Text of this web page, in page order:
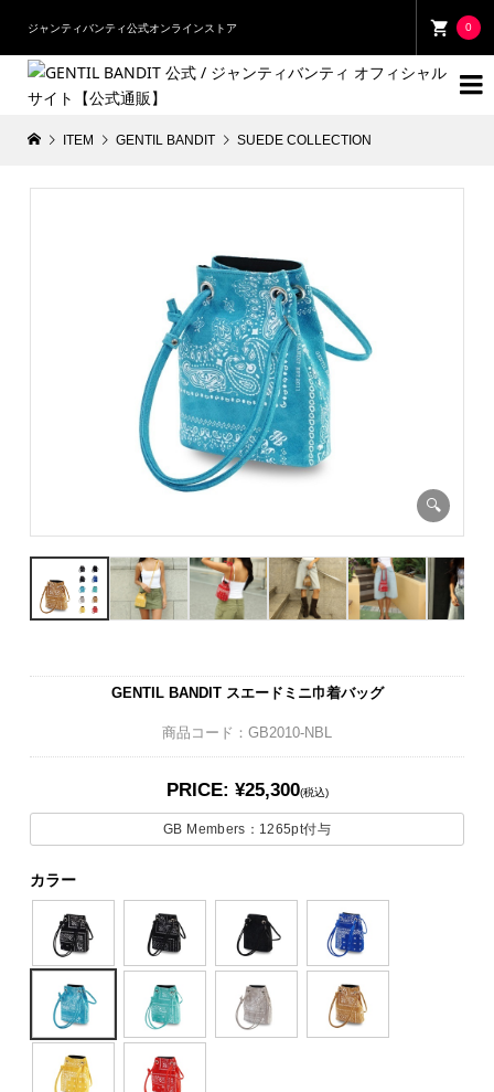
ジャンティバンティ公式オンラインストア 0

ITEM GENTIL BANDIT SUEDE COLLECTION
GENTIL BANDIT スエードミニ巾着バッグ
商品コード：GB2010-NBL
PRICE: ¥25,300(税込)
GB Members： 1265pt付与
カラー